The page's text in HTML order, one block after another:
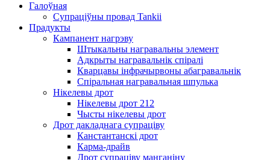
Галоўная
Супраціўны провад Tankii
Прадукты
Кампанент нагрэву
Штыкальны награвальны элемент
Адкрыты награвальнік спіралі
Кварцавы інфрачырвоны абагравальнік
Спіральная награвальная шпулька
Нікелевы дрот
Нікелевы дрот 212
Чысты нікелевы дрот
Дрот дакладнага супраціву
Канстантанскі дрот
Карма-драйв
Дрот супраціву манганіну